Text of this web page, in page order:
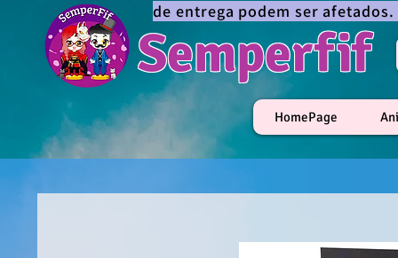
Semperfif
de entrega podem ser
HomePage